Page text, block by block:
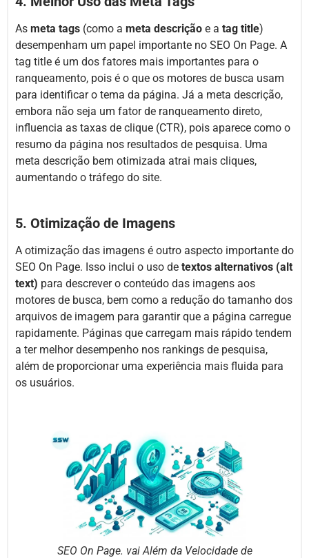
As meta tags (como a meta descrição e a tag title)
desempenham um papel importante no SEO On Page. A
tag title é um dos fatores mais importantes para o
ranqueamento, pois é o que os motores de busca usam
para identificar o tema da página. Já a meta descrição,
embora não seja um fator de ranqueamento direto,
influencia as taxas de clique (CTR), pois aparece como o
resumo da página nos resultados de pesquisa. Uma
meta descrição bem otimizada atrai mais cliques,
aumentando o tráfego do site.
5. Otimização de Imagens
A otimização das imagens é outro aspecto importante do
SEO On Page. Isso inclui o uso de textos alternativos (alt
text) para descrever o conteúdo das imagens aos
motores de busca, bem como a redução do tamanho dos
arquivos de imagem para garantir que a página carregue
rapidamente. Páginas que carregam mais rápido tendem
a ter melhor desempenho nos rankings de pesquisa,
além de proporcionar uma experiência mais fluida para
os usuários.
SEO On Page. vai Além da Velocidade de